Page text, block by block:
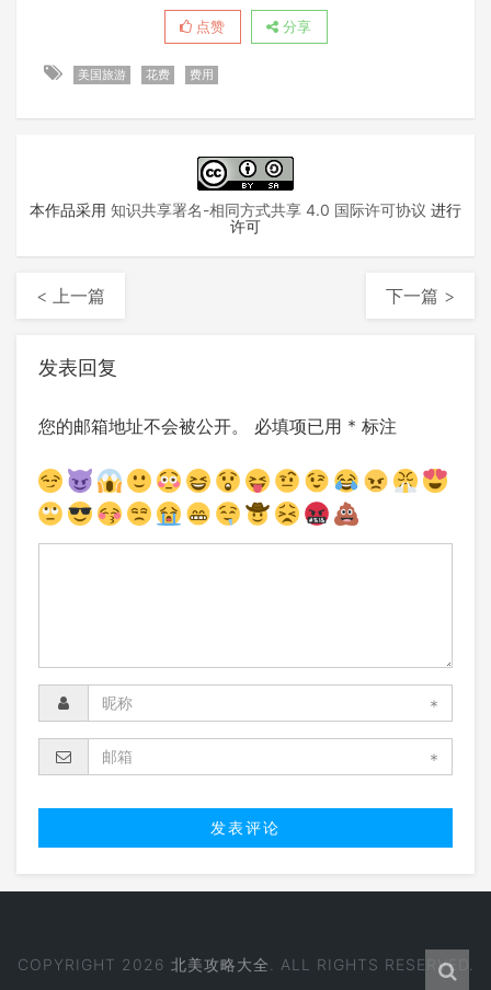
点赞 分享
美国旅游 花费 费用
本作品采用 知识共享署名-相同方式共享 4.0 国际许可协议 进行
许可
< 上一篇 下一篇 >
发表回复
您的邮箱地址不会被公开。 必填项已用 * 标注
*
*
COPYRIGHT 2026 北美攻略大全 . ALL RIGHTS RESERVED.